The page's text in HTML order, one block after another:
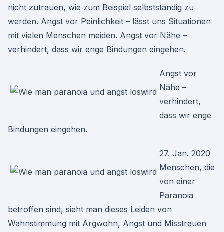
nicht zutrauen, wie zum Beispiel selbstständig zu
werden. Angst vor Peinlichkeit – lässt uns Situationen
mit vielen Menschen meiden. Angst vor Nähe –
verhindert, dass wir enge Bindungen eingehen.
Angst vor
Nähe –
verhindert,
dass wir enge
Bindungen eingehen.
27. Jan. 2020
Menschen, die
von einer
Paranoia
betroffen sind, sieht man dieses Leiden von
Wahnstimmung mit Argwohn, Angst und Misstrauen